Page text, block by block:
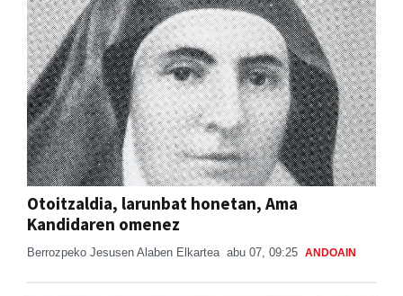
Otoitzaldia, larunbat honetan, Ama
Kandidaren omenez
Berrozpeko Jesusen Alaben Elkartea abu 07, 09:25 ANDOAIN